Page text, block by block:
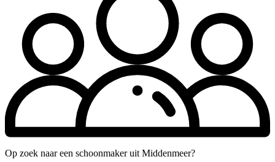
Op zoek naar een schoonmaker uit Middenmeer?